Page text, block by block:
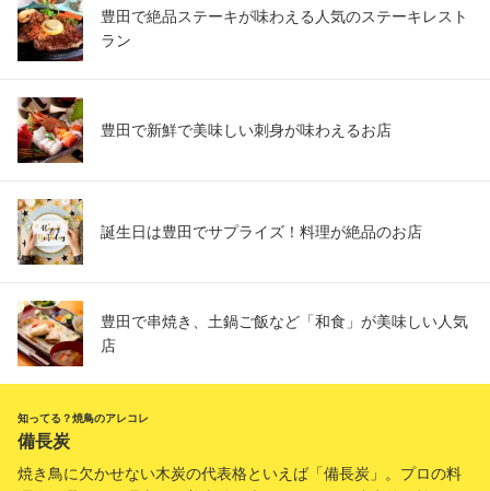
豊田で絶品ステーキが味わえる人気のステーキレスト
ラン
豊田で新鮮で美味しい刺身が味わえるお店
誕生日は豊田でサプライズ！料理が絶品のお店
豊田で串焼き、土鍋ご飯など「和食」が美味しい人気
店
知ってる？焼鳥のアレコレ
備長炭
焼き鳥に欠かせない木炭の代表格といえば「備長炭」。プロの料